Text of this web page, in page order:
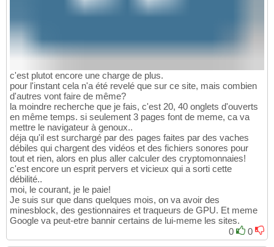
c'est plutot encore une charge de plus.
pour l'instant cela n'a été revelé que sur ce site, mais combien
d'autres vont faire de même?
la moindre recherche que je fais, c'est 20, 40 onglets d'ouverts
en même temps. si seulement 3 pages font de meme, ca va
mettre le navigateur à genoux..
déja qu'il est surchargé par des pages faites par des vaches
débiles qui chargent des vidéos et des fichiers sonores pour
tout et rien, alors en plus aller calculer des cryptomonnaies!
c'est encore un esprit pervers et vicieux qui a sorti cette
débilité..
moi, le courant, je le paie!
Je suis sur que dans quelques mois, on va avoir des
minesblock, des gestionnaires et traqueurs de GPU. Et meme
Google va peut-etre bannir certains de lui-meme les sites.
0
0